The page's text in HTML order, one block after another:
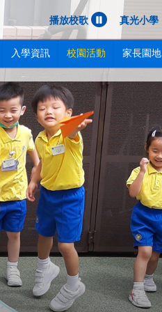
播放校歌 真光小學
入學資訊 校園活動 家長園地